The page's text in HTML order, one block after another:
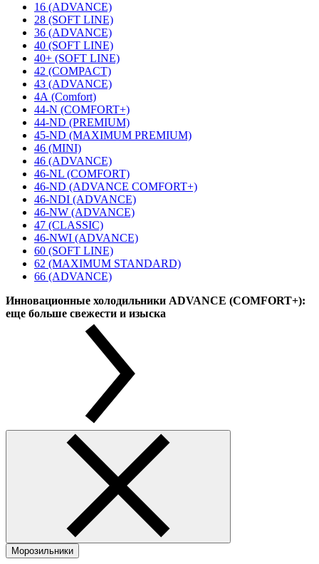
16 (ADVANCE)
28 (SOFT LINE)
36 (ADVANCE)
40 (SOFT LINE)
40+ (SOFT LINE)
42 (COMPACT)
43 (ADVANCE)
4А (Comfort)
44-N (COMFORT+)
44-ND (PREMIUM)
45-ND (MAXIMUM PREMIUM)
46 (MINI)
46 (ADVANCE)
46-NL (COMFORT)
46-ND (ADVANCE COMFORT+)
46-NDI (ADVANCE)
46-NW (ADVANCE)
47 (CLASSIC)
46-NWI (ADVANCE)
60 (SOFT LINE)
62 (MAXIMUM STANDARD)
66 (ADVANCE)
Инновационные холодильники ADVANCE (COMFORT+):
еще больше свежести и изыска
Морозильники